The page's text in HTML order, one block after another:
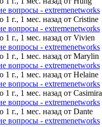
вопросы - extremenetworks
1 г., 1 мес. назад от Cristine
вопросы - extremenetworks
1 г., 1 мес. назад от Vivien
вопросы - extremenetworks
1 г., 1 мес. назад от Marylin
вопросы - extremenetworks
1 г., 1 мес. назад от Helaine
вопросы - extremenetworks
1 г., 1 мес. назад от Casimira
вопросы - extremenetworks
1 г., 1 мес. назад от Dante
вопросы - extremenetworks